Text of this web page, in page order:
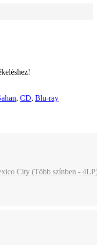
, CD, Blu-ray
City (Több színben -